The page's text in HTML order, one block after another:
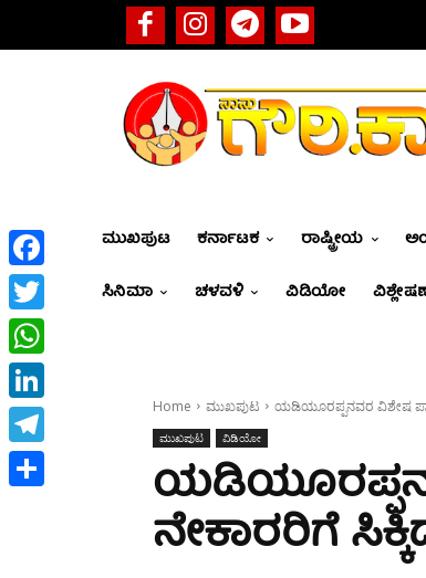
ಮುಖಪುಟ ಕರ್ನಾಟಕ ರಾಷ್ಟ್ರೀಯ
ಸಿನಿಮಾ
ಚಳವಳಿ ವಿಡಿಯೋ
Home ಮುಖಪುಟ ಯಡಿಯೂರಪ್ಪನವರ ವಿಶೇಷ
ಮುಖಪುಟ ವಿಡಿಯೋ
ನೇಕಾರರಿಗೆ
Facebook
Twitter
WhatsApp
LinkedIn
Telegram